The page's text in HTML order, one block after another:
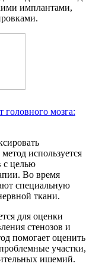
имплантами,
головного мозга:
используется
с целью
Во время
специальную
ткани.
для оценки
стенозов и
помогает оценить
участки,
ишемий.